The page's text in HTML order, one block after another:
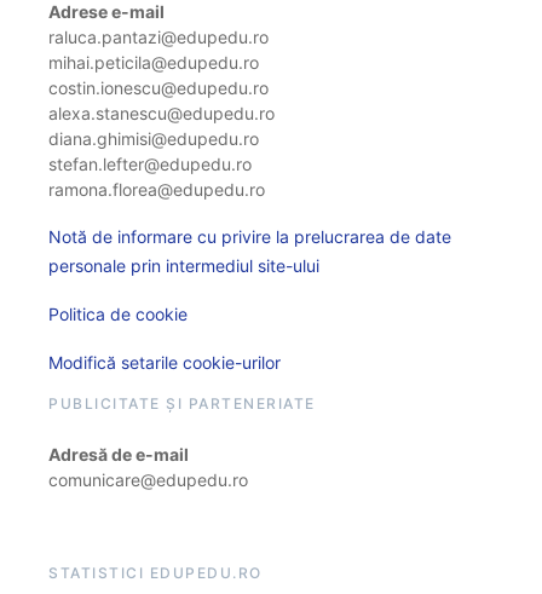
Adrese e-mail
raluca.pantazi@edupedu.ro
mihai.peticila@edupedu.ro
costin.ionescu@edupedu.ro
alexa.stanescu@edupedu.ro
diana.ghimisi@edupedu.ro
stefan.lefter@edupedu.ro
ramona.florea@edupedu.ro
Notă de informare cu privire la prelucrarea de date
personale prin intermediul site-ului
Politica de cookie
Modifică setarile cookie-urilor
PUBLICITATE ȘI PARTENERIATE
Adresă de e-mail
comunicare@edupedu.ro
STATISTICI EDUPEDU.RO